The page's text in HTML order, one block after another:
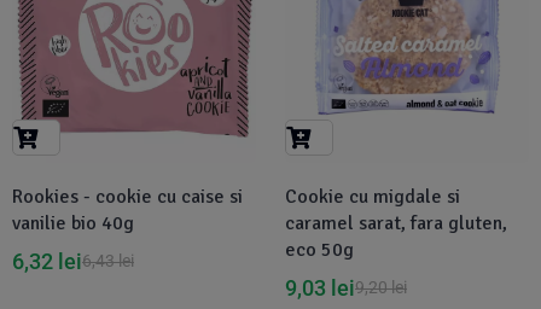
Rookies - cookie cu caise si
vanilie bio 40g
6,43lei
6,32 lei
Cookie cu migdale si
caramel sarat, fara gluten,
eco 50g
9,20lei
9,03 lei